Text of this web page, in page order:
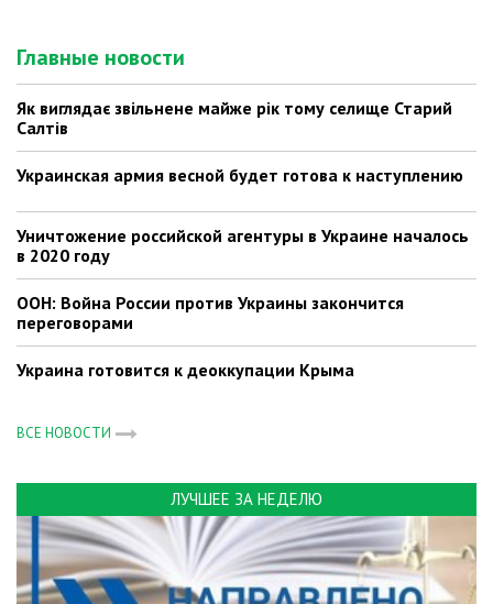
Главные новости
Як виглядає звільнене майже рік тому селище Старий
Салтів
Украинская армия весной будет готова к наступлению
Уничтожение российской агентуры в Украине началось
в 2020 году
ООН: Война России против Украины закончится
переговорами
Украина готовится к деоккупации Крыма
ВСЕ НОВОСТИ
ЛУЧШЕЕ ЗА НЕДЕЛЮ